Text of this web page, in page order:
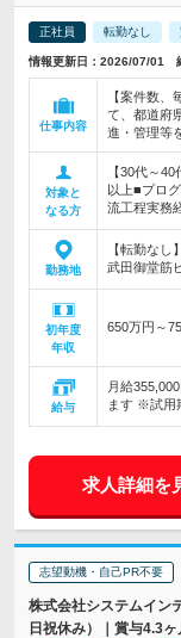
正社員 転勤なし
情報更新日：2026/07/01
仕事内容
【案件数
て、都道府
進・管理等
対象と
なる方
【30代～
以上■プロ
流工程実務
勤務地
【転勤な
武田御堂筋
初年度
年収
650万円～
給与
月給
ます ※試用
求人詳細を
志望動機・自己PR不要
株式会社システムイン
日祝休み）｜賞与4.3ヶ